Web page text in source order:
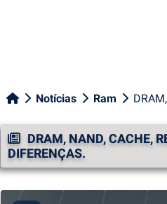
Kit de ferramentas online
Fórum de auto-ajuda
Notícias Ram
DRAM, NAND, CACHE,
DIFERENÇAS.